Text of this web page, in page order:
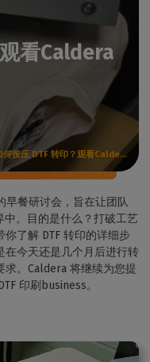
看Caldera
如何按压 DTF 转印？观看Caldera团队的行动
早餐研讨会，旨在让团队
中。目的是什么？打破工艺
了解 DTF 转印的详细步
在今天还是几个月后进行转
求。Caldera 将继续为您提
印刷business。